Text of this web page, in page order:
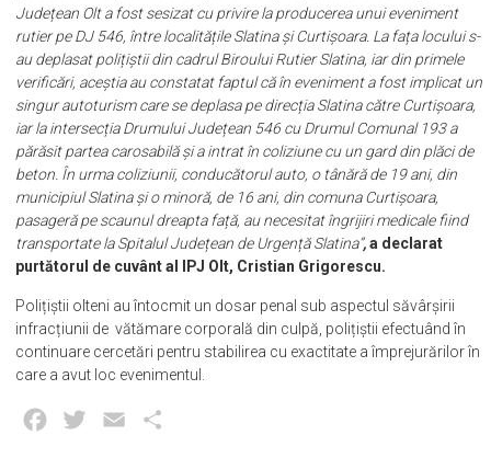
Județean Olt a fost sesizat cu privire la producerea unui eveniment
rutier pe DJ 546, între localitățile Slatina și Curtișoara. La fața locului s-
au deplasat polițiștii din cadrul Biroului Rutier Slatina, iar din primele
verificări, aceștia au constatat faptul că în eveniment a fost implicat un
singur autoturism care se deplasa pe direcția Slatina către Curtișoara,
iar la intersecția Drumului Județean 546 cu Drumul Comunal 193 a
părăsit partea carosabilă și a intrat în coliziune cu un gard din plăci de
beton. În urma coliziunii, conducătorul auto, o tânără de 19 ani, din
municipiul Slatina și o minoră, de 16 ani, din comuna Curtișoara,
pasageră pe scaunul dreapta față, au necesitat îngrijiri medicale fiind
transportate la Spitalul Județean de Urgență Slatina”,a declarat
purtătorul de cuvânt al IPJ Olt, Cristian Grigorescu.
Polițiștii olteni au întocmit un dosar penal sub aspectul săvârșirii
infracțiunii de vătămare corporală din culpă, polițiștii efectuând în
continuare cercetări pentru stabilirea cu exactitate a împrejurărilor în
care a avut loc evenimentul.
Facebook
Twitter Email